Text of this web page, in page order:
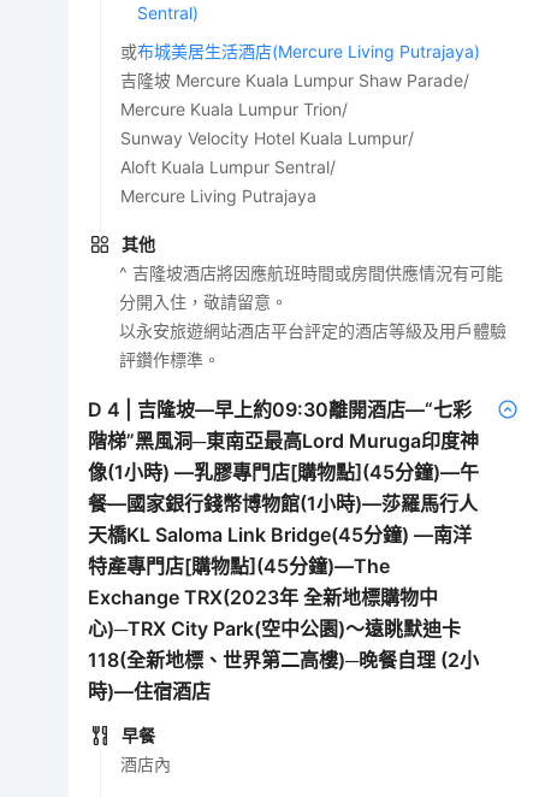
Sentral)
或布城美居生活酒店(Mercure Living Putrajaya)
吉隆坡 Mercure Kuala Lumpur Shaw Parade/
Mercure Kuala Lumpur Trion/
Sunway Velocity Hotel Kuala Lumpur/
Aloft Kuala Lumpur Sentral/
Mercure Living Putrajaya
其他
^ 吉隆坡酒店將因應航班時間或房間供應情況有可能
分開入住，敬請留意。
以永安旅遊網站酒店平台評定的酒店等級及用戶體驗
評鑽作標準。
D4
吉隆坡—早上約09:30離開酒店—“七彩
階梯”黑風洞─東南亞最高Lord Muruga印度神
像(1小時) —乳膠專門店[購物點](45分鐘)—午
餐—國家銀行錢幣博物館(1小時)—莎羅馬行人
天橋KL Saloma Link Bridge(45分鐘) —南洋
特產專門店[購物點](45分鐘)—The
Exchange TRX(2023年 全新地標購物中
心)─TRX City Park(空中公園)～遠眺默迪卡
118(全新地標、世界第二高樓)─晚餐自理 (2小
時)—住宿酒店
早餐
酒店內